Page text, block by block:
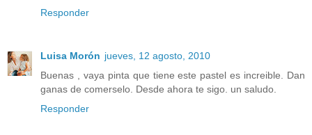
Responder
Luisa Morón jueves, 12 agosto, 2010
Buenas , vaya pinta que tiene este pastel es increible. Dan
ganas de comerselo. Desde ahora te sigo. un saludo.
Responder